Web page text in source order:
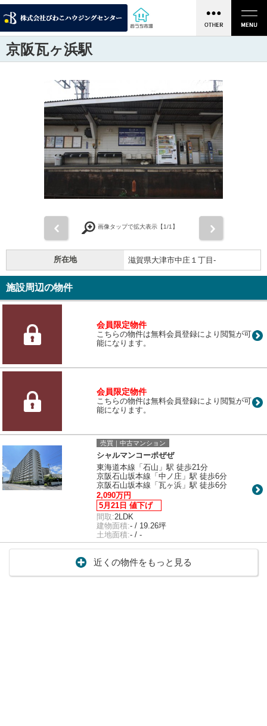
京阪瓦ヶ浜駅
画像タップで拡大表示【1/1】
所在地 滋賀県大津市中庄１丁目-
施設周辺の物件
会員限定物件
こちらの物件は無料会員登録により閲覧が可
能になります。
会員限定物件
こちらの物件は無料会員登録により閲覧が可
能になります。
売買｜中古マンション
シャルマンコーポぜぜ
東海道本線「石山」駅 徒歩21分
京阪石山坂本線「中ノ庄」駅 徒歩6分
京阪石山坂本線「瓦ヶ浜」駅 徒歩6分
2,090万円
5月21日 値下げ
間取:2LDK
建物面積:- / 19.26坪
土地面積:- / -
近くの物件をもっと見る